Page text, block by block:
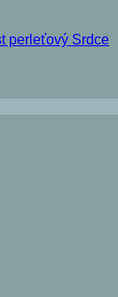
perleťový Srdce